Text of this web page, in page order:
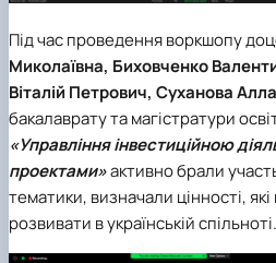
Під час проведення воркшопу
Миколаївна, Биховченко
Віталій Петрович, Суханова
бакалаврату та магістратури
«Управління інвестиційною
проектами»активно брали
тематики, визначали цінності,
розвивати в українській спільноті.